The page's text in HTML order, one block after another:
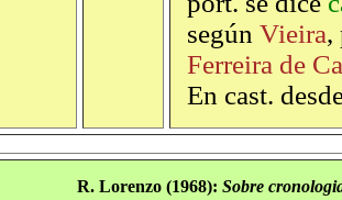
según Vieira,
Ferreira de
En cast.
R. Lorenzo (1968): Sobre